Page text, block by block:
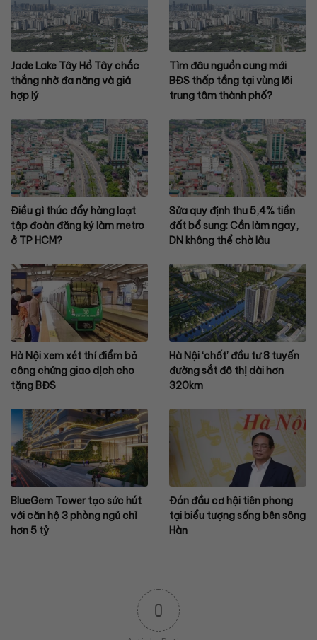
Jade Lake Tây Hồ Tây chắc
thắng nhờ đa năng và giá
hợp lý
Tìm đâu nguồn cung mới
BĐS thấp tầng tại vùng lõi
trung tâm thành phố?
Điều gì thúc đẩy hàng loạt
tập đoàn đăng ký làm metro
ở TP HCM?
Sửa quy định thu 5,4% tiền
đất bổ sung: Cần làm ngay,
DN không thể chờ lâu
Hà Nội xem xét thí điểm bỏ
công chứng giao dịch cho
tặng BĐS
Hà Nội ‘chốt’ đầu tư 8 tuyến
đường sắt đô thị dài hơn
320km
BlueGem Tower tạo sức hút
với căn hộ 3 phòng ngủ chỉ
hơn 5 tỷ
Đón đầu cơ hội tiên phong
tại biểu tượng sống bên sông
Hàn
0